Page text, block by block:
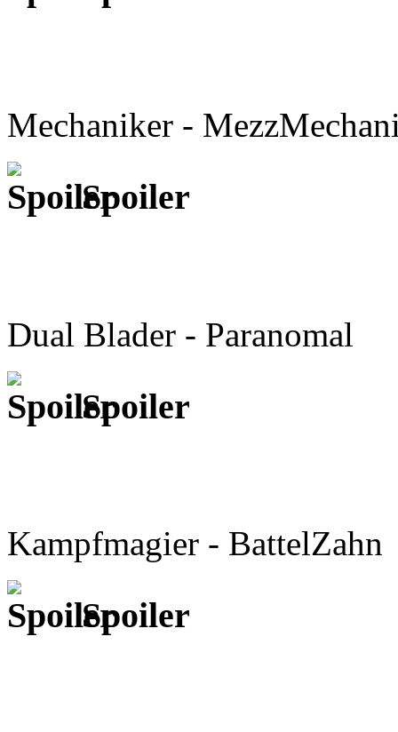
Mechaniker -
Spoiler
Dual Blader - Paranomal
Spoiler
Kampfmagier - BattelZahn
Spoiler